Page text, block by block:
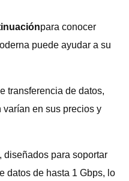
para conocer
puede ayudar a su
transferencia de datos,
varían en sus precios y
diseñados para soportar
datos de hasta 1 Gbps, lo